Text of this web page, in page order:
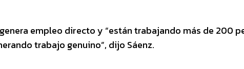
empleo directo y “están trabajando más de 200
trabajo genuino”, dijo Sáenz.